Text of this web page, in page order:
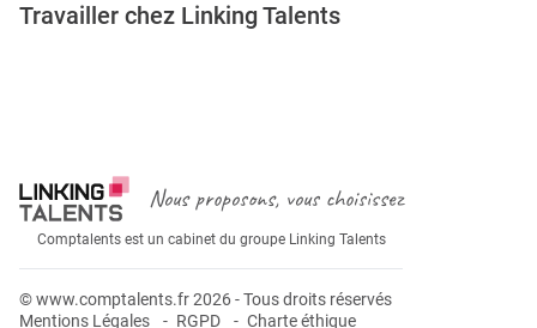
Travailler chez Linking Talents
Nous proposons, vous choisissez
Comptalents est un cabinet du groupe Linking Talents
© www.comptalents.fr 2026 - Tous droits réservés
Mentions Légales
RGPD Charte éthique